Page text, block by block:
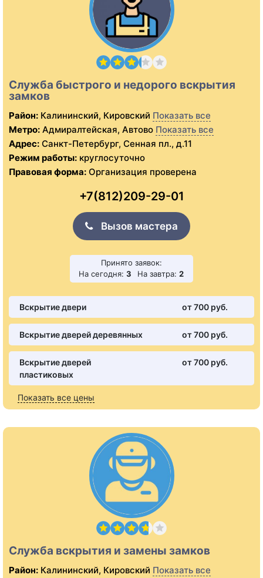
Служба быстрого и недорого вскрытия
замков
Район: Калининский, Кировский Показать все
Метро: Адмиралтейская, Автово Показать все
Адрес: Санкт-Петербург, Сенная пл., д.11
Режим работы: круглосуточно
Правовая форма: Организация проверена
+7(812)209-29-01
Вызов мастера
Принято заявок:
На сегодня: 3 На завтра: 2
Вскрытие двери от 700 pуб.
Вскрытие дверей деревянных от 700 pуб.
Вскрытие дверей
пластиковых
от 700 pуб.
Показать все цены
Служба вскрытия и замены замков
Район: Калининский, Кировский Показать все